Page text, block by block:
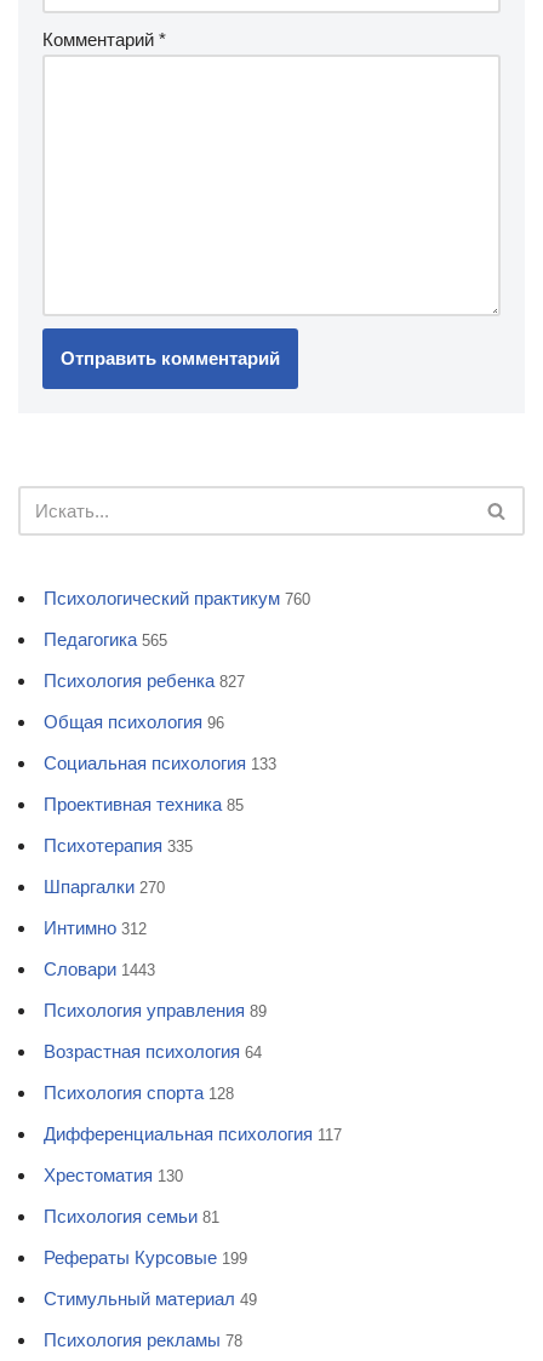
Комментарий *
Психологический практикум 760
Педагогика 565
Психология ребенка 827
Общая психология 96
Социальная психология 133
Проективная техника 85
Психотерапия 335
Шпаргалки 270
Интимно 312
Словари 1443
Психология управления 89
Возрастная психология 64
Психология спорта 128
Дифференциальная психология 117
Хрестоматия 130
Психология семьи 81
Рефераты Курсовые 199
Стимульный материал 49
Психология рекламы 78